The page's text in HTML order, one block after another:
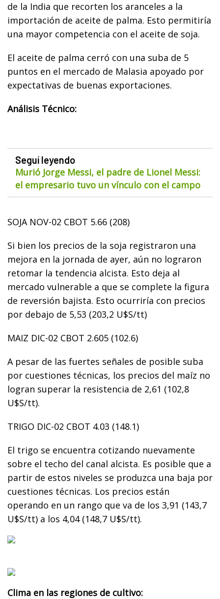
de la India que recorten los aranceles a la
importación de aceite de palma. Esto permitiría
una mayor competencia con el aceite de soja.
El aceite de palma cerró con una suba de 5
puntos en el mercado de Malasia apoyado por
expectativas de buenas exportaciones.
Análisis Técnico:
Seguí leyendo
Murió Jorge Messi, el padre de Lionel Messi:
el empresario tuvo un vínculo con el campo
SOJA NOV-02 CBOT 5.66 (208)
Si bien los precios de la soja registraron una
mejora en la jornada de ayer, aún no lograron
retomar la tendencia alcista. Esto deja al
mercado vulnerable a que se complete la figura
de reversión bajista. Esto ocurriría con precios
por debajo de 5,53 (203,2 U$S/tt)
MAIZ DIC-02 CBOT 2.605 (102.6)
A pesar de las fuertes señales de posible suba
por cuestiones técnicas, los precios del maíz no
logran superar la resistencia de 2,61 (102,8
U$S/tt).
TRIGO DIC-02 CBOT 4.03 (148.1)
El trigo se encuentra cotizando nuevamente
sobre el techo del canal alcista. Es posible que a
partir de estos niveles se produzca una baja por
cuestiones técnicas. Los precios están
operando en un rango que va de los 3,91 (143,7
U$S/tt) a los 4,04 (148,7 U$S/tt).
Clima en las regiones de cultivo: